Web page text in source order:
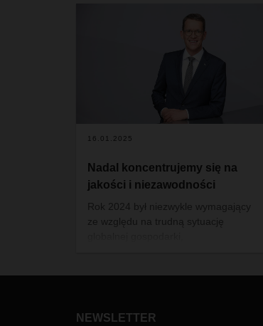
16.01.2025
Nadal koncentrujemy się na
jakości i niezawodności
Rok 2024 był niezwykle wymagający
ze względu na trudną sytuację
czas ważnych decyzji i innowacji.
NEWSLETTER